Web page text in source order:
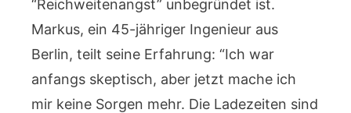
“Reichweitenangst” unbegründet ist.
Markus, ein 45-jähriger Ingenieur aus
Berlin, teilt seine Erfahrung: “Ich war
anfangs skeptisch, aber jetzt mache ich
mir keine Sorgen mehr. Die Ladezeiten sind